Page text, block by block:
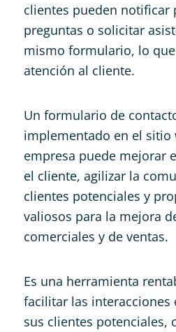
clientes pueden notificar
preguntas o solicitar
mismo formulario, lo
atención al cliente.
Un formulario de
implementado en el sitio
empresa puede mejorar
el cliente, agilizar la
clientes potenciales y
valiosos para la mejora
comerciales y de ventas.
Es una herramienta
facilitar las interacciones
sus clientes potenciales,